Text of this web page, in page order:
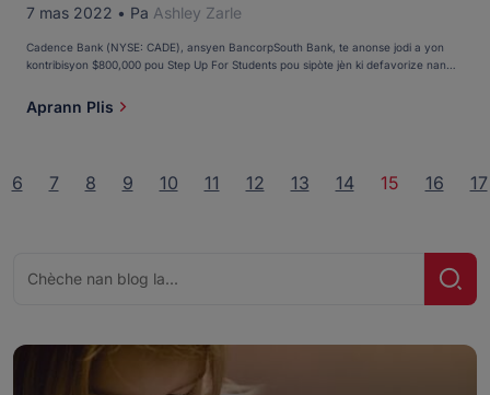
7 mas 2022 • Pa Ashley Zarle
Cadence Bank (NYSE: CADE), ansyen BancorpSouth Bank, te anonse jodi a yon
kontribisyon $800,000 pou Step Up For Students pou sipòte jèn ki defavorize nan
edikasyonèl atravè bous detid K-12 epi li souliye angajman Cadence pou sipòte
pwogram ak inisyativ ki ede kominote li yo pwospere. Depi […]
Aprann Plis
6 7 8 9 10 11 12 13 14 15 16 17
pou: